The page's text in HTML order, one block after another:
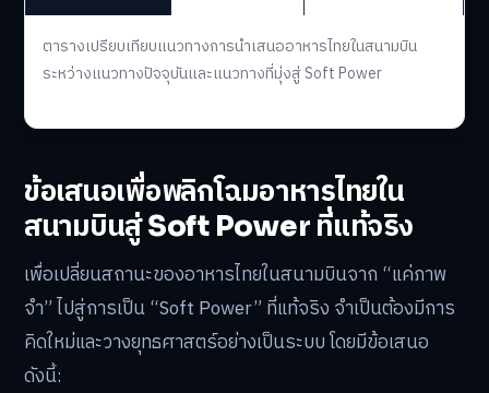
ตารางเปรียบเทียบแนวทางการนำเสนออาหารไทยในสนามบิน
ระหว่างแนวทางปัจจุบันและแนวทางที่มุ่งสู่ Soft Power
ข้อเสนอเพื่อพลิกโฉมอาหารไทยใน
สนามบินสู่ Soft Power ที่แท้จริง
เพื่อเปลี่ยนสถานะของอาหารไทยในสนามบินจาก “แค่ภาพ
จำ” ไปสู่การเป็น “Soft Power” ที่แท้จริง จำเป็นต้องมีการ
คิดใหม่และวางยุทธศาสตร์อย่างเป็นระบบ โดยมีข้อเสนอ
ดังนี้: